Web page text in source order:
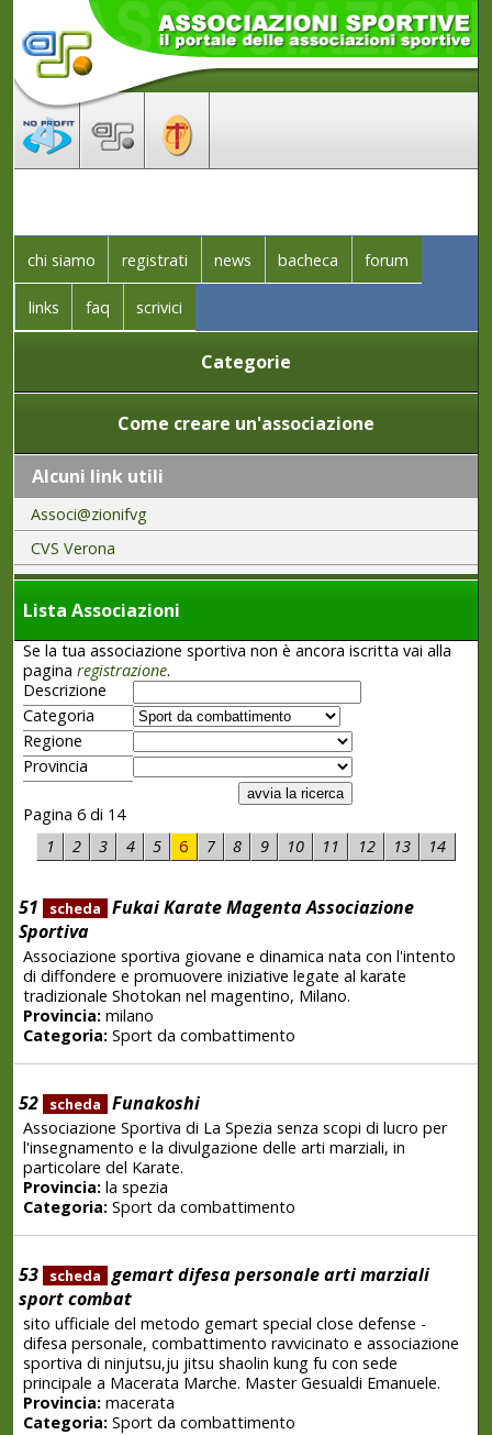
chi siamo registrati news bacheca forum
links faq scrivici
Categorie
Come creare un'associazione
Alcuni link utili
Associ@zionifvg
CVS Verona
Lista Associazioni
Se la tua associazione sportiva non è ancora iscritta vai alla
pagina registrazione.
Descrizione
Categoria
Regione
Provincia
Pagina 6 di 14
1
2 3 4 5 6 7 8 9 10 11 12 13 14
51 scheda
Fukai Karate Magenta Associazione
Sportiva
Associazione sportiva giovane e dinamica nata con l'intento
di diffondere e promuovere iniziative legate al karate
tradizionale Shotokan nel magentino, Milano.
Provincia:milano
Categoria:Sport da combattimento
52 scheda Funakoshi
Associazione Sportiva di La Spezia senza scopi di lucro per
l'insegnamento e la divulgazione delle arti marziali, in
particolare del Karate.
Provincia:la spezia
Categoria:Sport da combattimento
53 scheda
gemart difesa personale arti marziali
sport combat
sito ufficiale del metodo gemart special close defense -
difesa personale, combattimento ravvicinato e associazione
sportiva di ninjutsu,ju jitsu shaolin kung fu con sede
principale a Macerata Marche. Master Gesualdi Emanuele.
Provincia:macerata
Categoria:Sport da combattimento